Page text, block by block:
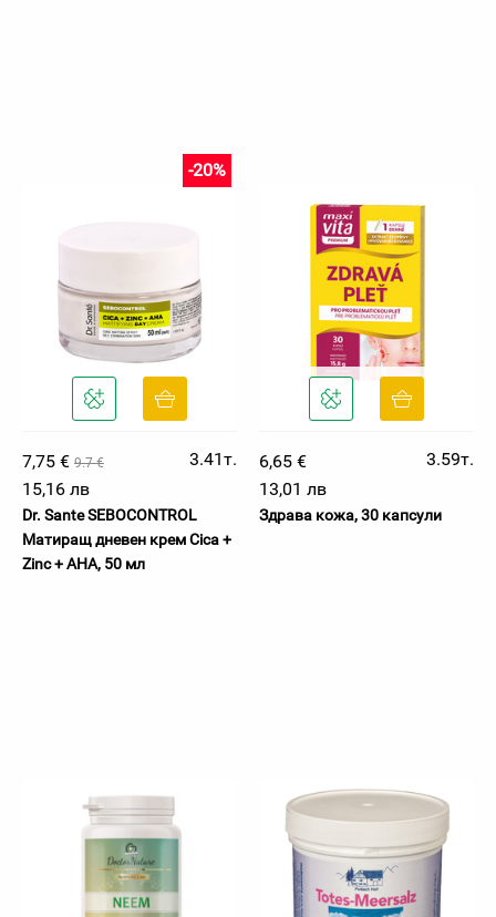
7,75 € 9.7 €
-20%
3.41т.
15,16 лв
Dr. Sante SEBOCONTROL
Матиращ дневен крем Cica +
Zinc + AHA, 50 мл
6,65 €
3.59т.
13,01 лв
Здрава кожа, 30 капсули